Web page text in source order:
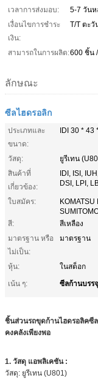
เวลาการส่งมอบ:
5-7 วันห
เงื่อนไขการชำระ
เงิน:
T/T ตะ
สามารถในการผลิต:600 ชิ้น
ลักษณะ
ซีลไฮดรอลิก
ประเภทและ
ขนาด:
IDI 30 * 43
วัสดุ:
ยูรีเทน
สินค้าที่
เกี่ยวข้อง:
IDI, ISI,
DSI, LPI,
ใบสมัคร:
KOMATSU
สี:
สีเหลือง
มาตรฐาน หรือ
ไม่เป็น:
มาตรฐาน
หุ้น:
ในสต็อก
เน้น ๆ:
ซีลก้านบรรจุ
ชิ้นส่วนรถขุดก้านไฮดรอลิคซีล
คงคลังเพียงพอ
1. วัสดุ แอพลิเคชัน :
วัสดุ: ยูรีเทน (U801)